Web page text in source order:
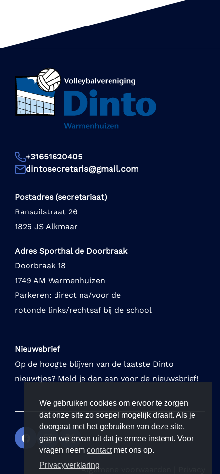
+31651620405
dintosecretaris@gmail.com
Postadres (secretariaat)
Ransuilstraat 26
1826 JS Alkmaar
Adres Sporthal de Doorbraak
Doorbraak 18
1749 AM Warmenhuizen
Parkeren: direct na/voor de
rotonde links/rechtsaf bij de school
Nieuwsbrief
Op de hoogte blijven van de laatste Dinto
nieuwtjes? Meld je dan aan voor de nieuwsbrief!
Algemene voorwaarden
We gebruiken cookies om ervoor te zorgen
dat onze site zo soepel mogelijk draait. Als je
doorgaat met het gebruiken van deze site,
gaan we ervan uit dat je ermee instemt. Voor
vragen neem contactmet ons op.
Privacyverklaring